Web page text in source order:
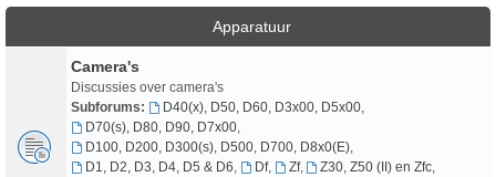
Apparatuur
Camera's
Discussies over camera's
Subforums:
D40(x), D50, D60, D3x00, D5x00,
D70(s), D80, D90, D7x00,
D100, D200, D300(s), D500, D700, D8x0(E),
D1, D2, D3, D4, D5 & D6
Df, Zf, Z30, Z50 (II) en Zfc